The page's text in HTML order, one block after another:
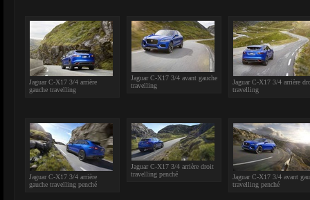
Jaguar C-X17 3/4 arrière
gauche travelling
Jaguar C-X17 3/4 avant gauche
travelling
Jaguar C-X17 3/4 arrière
travelling
Jaguar C-X17 3/4 arrière
gauche travelling penché
Jaguar C-X17 3/4 arrière droit
travelling penché
Jaguar C-X17 3/4 avant
travelling penché